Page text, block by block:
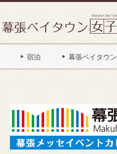
宿泊 幕張ベイタウン